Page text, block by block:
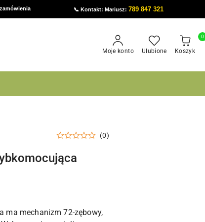
📞 Kontakt: Mariusz:789 847 321
Moje konto Ulubione Koszyk
0
(0)
ma mechanizm 72-zębowy,